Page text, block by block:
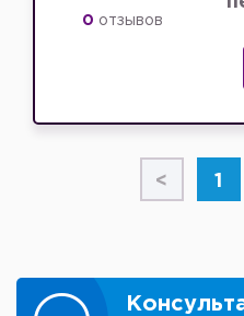
0 отзывов
< 1